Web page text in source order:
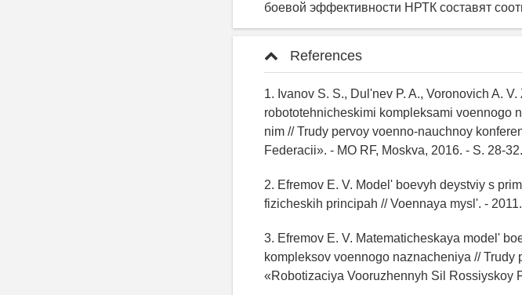
боевой эффективности НРТК составят
References
1. Ivanov S. S., Dul'nev P. A., Voronovich A.
robototehnicheskimi kompleksami voennogo
nim // Trudy pervoy voenno-nauchnoy
Federacii». - MO RF, Moskva, 2016. - S. 28-32.
2. Efremov E. V. Model' boevyh deystviy s
fizicheskih principah // Voennaya mysl'. -
3. Efremov E. V. Matematicheskaya model'
kompleksov voennogo naznacheniya //
«Robotizaciya Vooruzhennyh Sil Rossiyskoy